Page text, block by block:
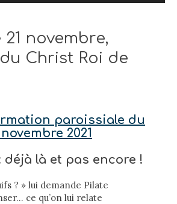
novembre,
Christ Roi de
paroissiale du
2021
déjà là et pas encore !
? » lui demande Pilate
ce qu’on lui relate